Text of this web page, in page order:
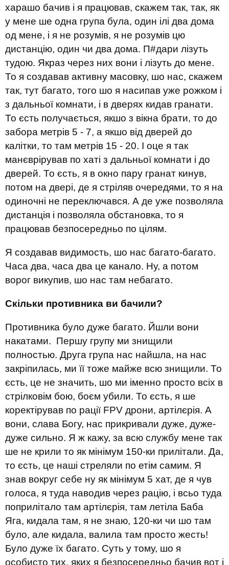
харашо бачив і я працював, скажем так, так, як
у мене ше одна група була, один ілі два дома
од мене, і я не розумів, я не розумів цю
дистанцію, один чи два дома. П#дари лізуть
тудою. Якраз через них вони і лізуть до мене.
То я создавав активну масовку, шо нас, скажем
так, тут багато, того шо я насипав уже рожком і
з дальньої комнати, і в дверях кидав гранати.
То єсть получається, якшо з вікна брати, то до
забора метрів 5 - 7, а якшо від дверей до
калітки, то там метрів 15 - 20. І оце я так
манєврірував по хаті з дальньої комнати і до
дверей. То єсть, я в окно пару гранат кинув,
потом на двері, де я стріляв очередями, то я на
одиночні не переключався. А де уже позволяла
дистанція і позволяла обстановка, то я
працював безпосередньо по цілям.
Я создавав видимость, шо нас багато-багато.
Часа два, часа два це канало. Ну, а потом
ворог викупив, шо нас там небагато.
Скільки противника ви бачили?
Противника було дуже багато. Йшли вони
накатами. Першу групу ми знищили
полностью. Друга група нас найшла, на нас
закріпилась, ми її тоже майже всю знищили. То
єсть, це не значить, шо ми іменно просто всіх в
стрілковім бою, боєм убили. То єсть, я ше
коректірував по рації FPV дрони, артілєрія. А
вони, слава Богу, нас прикривали дуже, дуже-
дуже сильно. Я ж кажу, за всю службу мене так
ше не крили то як мінімум 150-ки прилітали. Да,
то єсть, це наші стреляли по етім самим. Я
знав вокруг себе ну як мінімум 5 хат, де я чув
голоса, я туда наводив через рацію, і всьо туда
поприлітало там артілєрія, там летіла Баба
Яга, кидала там, я не знаю, 120-ки чи шо там
було, але кидала, валила там просто жесть!
Було дуже їх багато. Суть у тому, шо я
особисто тих, яких я безпосередньо бачив вот і